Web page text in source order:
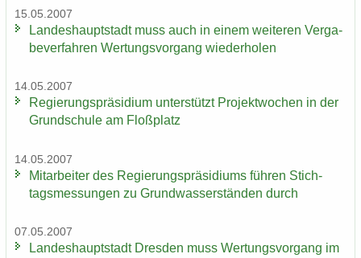
15.05.2007
Lan­des­haupt­stadt muss auch in einem wei­te­ren Ver­ga­
be­ver­fah­ren Wer­tungs­vor­gang wie­der­ho­len
14.05.2007
Re­gie­rungs­prä­si­di­um un­ter­stützt Pro­jekt­wo­chen in der
Grund­schu­le am Floß­platz
14.05.2007
Mit­ar­bei­ter des Re­gie­rungs­prä­si­di­ums füh­ren Stich­
tags­mes­sun­gen zu Grund­was­ser­stän­den durch
07.05.2007
Lan­des­haupt­stadt Dres­den muss Wer­tungs­vor­gang im